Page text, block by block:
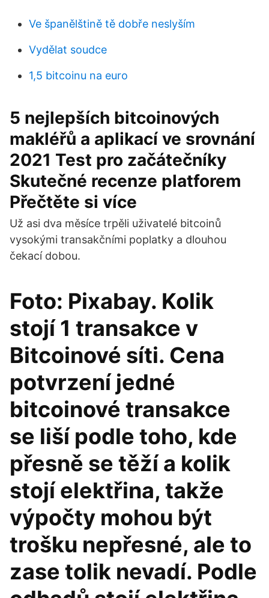
Ve španělštině tě dobře neslyším
Vydělat soudce
1,5 bitcoinu na euro
5 nejlepších bitcoinových
makléřů a aplikací ve srovnání
2021 Test pro začátečníky
Skutečné recenze platforem
Přečtěte si více
Už asi dva měsíce trpěli uživatelé bitcoinů
vysokými transakčními poplatky a dlouhou
čekací dobou.
Foto: Pixabay. Kolik
stojí 1 transakce v
Bitcoinové síti. Cena
potvrzení jedné
bitcoinové transakce
se liší podle toho, kde
přesně se těží a kolik
stojí elektřina, takže
výpočty mohou být
trošku nepřesné, ale to
zase tolik nevadí. Podle